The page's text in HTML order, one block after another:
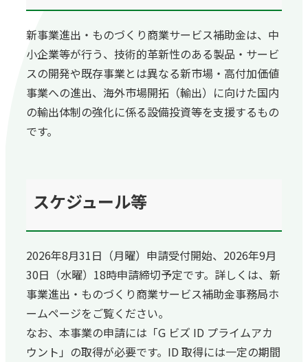
新事業進出・ものづくり商業サービス補助金は、中
小企業等が行う、技術的革新性のある製品・サービ
スの開発や既存事業とは異なる新市場・高付加価値
事業への進出、海外市場開拓（輸出）に向けた国内
の輸出体制の強化に係る設備投資等を支援するもの
です。
スケジュール等
2026年8月31日（月曜）申請受付開始、2026年9月
30日（水曜）18時申請締切予定です。詳しくは、新
事業進出・ものづくり商業サービス補助金事務局ホ
ームページをご覧ください。
なお、本事業の申請には「G ビズ ID プライムアカ
ウント」の取得が必要です。ID 取得には一定の期間